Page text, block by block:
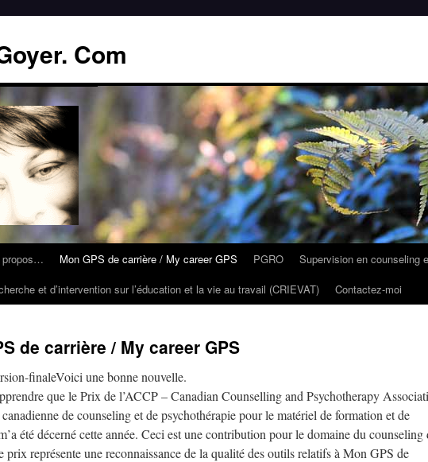
Com
propos… Mon GPS de carrière / My career GPS PGRO
Supervision en counseling
et d’intervention sur l’éducation et la vie au travail (CRIEVAT)
Contactez-moi
de carrière / My career GPS
finaleVoici une bonne nouvelle.
que le Prix de l’ACCP – Canadian Counselling and Psychotherapy
de counseling et de psychothérapie pour le matériel de formation et de
été décerné cette année. Ceci est une contribution pour le domaine du counseling
prix représente une reconnaissance de la qualité des outils relatifs à Mon GPS de